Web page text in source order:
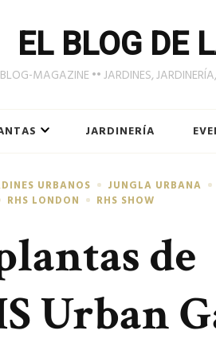
EL BLOG DE
MAGAZINE •• JARDINES,
JARDINERÍA
URBANOS
JUNGLA URBANA
RHS LONDON
RHS SHOW
de
Urban